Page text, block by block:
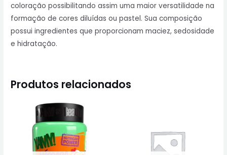
coloração possibilitando assim uma maior versatilidade na
formação de cores diluídas ou pastel. Sua composição
possui ingredientes que proporcionam maciez, sedosidade
e hidratação.
Produtos relacionados